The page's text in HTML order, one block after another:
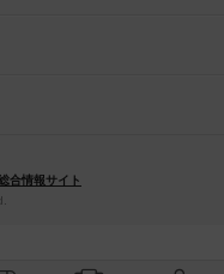
合情報サイト